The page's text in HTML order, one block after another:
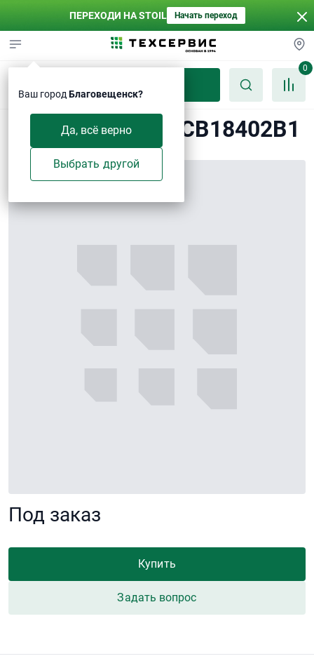
ПЕРЕХОДИ НА STOIL Начать переход
Ваш город Благовещенск?
Да, всё верно
Выбрать другой
0
Двигатель ЗС11СВ18402В1
Под заказ
Купить
Задать вопрос